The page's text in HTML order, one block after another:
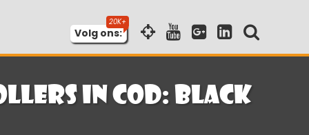
Volg ons:
in COD: Black